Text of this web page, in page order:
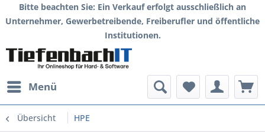
Bitte beachten Sie: Ein Verkauf erfolgt ausschließlich an
Unternehmer, Gewerbetreibende, Freiberufler und öffentliche
Institutionen.
Menü
Übersicht HPE